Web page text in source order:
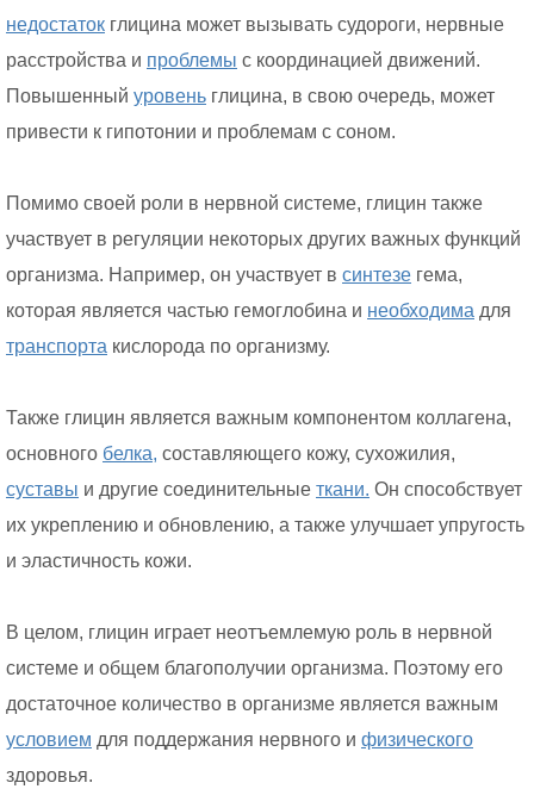
недостаток глицина может вызывать судороги, нервные
расстройства и проблемы с координацией движений.
Повышенный уровень глицина, в свою очередь, может
привести к гипотонии и проблемам с соном.
Помимо своей роли в нервной системе, глицин также
участвует в регуляции некоторых других важных функций
организма. Например, он участвует в синтезе гема,
которая является частью гемоглобина и необходима для
транспорта кислорода по организму.
Также глицин является важным компонентом коллагена,
основного белка, составляющего кожу, сухожилия,
суставы и другие соединительные ткани. Он способствует
их укреплению и обновлению, а также улучшает упругость
и эластичность кожи.
В целом, глицин играет неотъемлемую роль в нервной
системе и общем благополучии организма. Поэтому его
достаточное количество в организме является важным
условием для поддержания нервного и физического
здоровья.